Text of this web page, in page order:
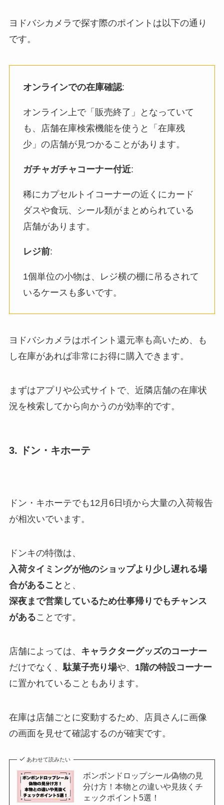
ヨドバシカメラで探す際のポイントは以下の通り
です。
オンラインでの在庫確認:
オンライン上で「販売終了」となっていて
も、店舗在庫検索機能を使うと「在庫残
少」の店舗が見つかることがあります。
ガチャガチャコーナー付近:
稀にカプセルトイコーナーの近くにカード
ダスや食玩、シール類がまとめられている
店舗があります。
レジ前:
1個単位の小物は、レジ横の棚に吊るされて
いるケースも多いです。
ヨドバシカメラはポイント還元率も高いため、も
し在庫があれば非常にお得に購入できます。
まずはアプリや公式サイトで、近隣店舗の在庫状
況を検索してから向かうのが効率的です。
3. ドン・キホーテ
ドン・キホーテでも12月6日頃から大量の入荷報告
が相次いでいます。
ドンキの特徴は、
入荷タイミングが他のショップより少し遅れる場
合があること と、
深夜まで営業しているため仕事帰りでもチャンス
があることです。
店舗によっては、 キャラクターグッズのコーナー
だけでなく、駄菓子売り場や、 1階の特設コーナー
に置かれていることもあります。
在庫は店舗ごとに変動するため、店員さんに画像
の画面を見せて確認するのが確実です。
あわせて読みたい
ボンボンドロップシール偽物の見
分け方！本物との違いや見抜くチ
ェックポイント5選！